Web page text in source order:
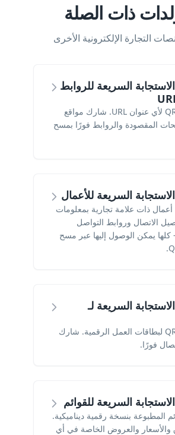
ذات الصلة
التجارة الإلكترونية الأخرى
السريعة للروابط
أنشئ رموز QR لأي عنوان URL. شارك مواقع
المقصودة والروابط فورًا بمسح
السريعة للأعمال
ذات علامة تجارية بمعلومات
الاتصال وروابط التواصل
كلها يمكن الوصول إليها عبر مسح
السريعة لـ
أنشئ رموز QR لبطاقات العمل الرقمية. شارك
فورًا.
السريعة للقوائم
المطبوعة بنسخة رقمية ديناميكية.
والأسعار والعروض الخاصة في أي